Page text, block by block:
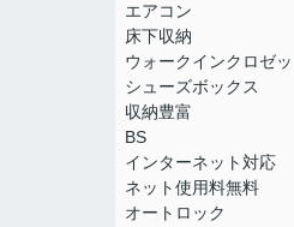
エアコン
床下収納
ウォークインクロゼッ
シューズボックス
収納豊富
BS
インターネット対応
ネット使用料無料
オートロック